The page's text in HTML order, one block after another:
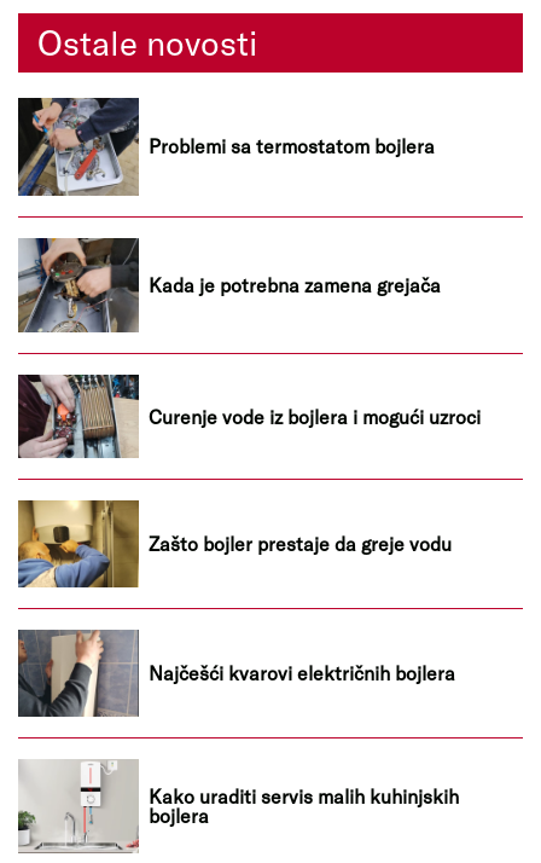
Ostale novosti
Problemi sa termostatom bojlera
Kada je potrebna zamena grejača
Curenje vode iz bojlera i mogući uzroci
Zašto bojler prestaje da greje vodu
Najčešći kvarovi električnih bojlera
Kako uraditi servis malih kuhinjskih
bojlera